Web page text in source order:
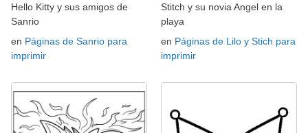
Hello Kitty y sus amigos de
Sanrio
en Páginas de Sanrio para
imprimir
Stitch y su novia Angel en la
playa
en Páginas de Lilo y Stich para
imprimir